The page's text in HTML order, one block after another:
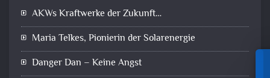
AKWs Kraftwerke der Zukunft…
Maria Telkes, Pionierin der Solarenergie
Danger Dan – Keine Angst